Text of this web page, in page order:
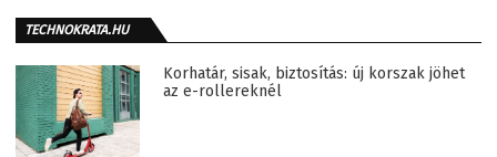
TECHNOKRATA.HU
Korhatár, sisak, biztosítás: új korszak jöhet
az e-rollereknél